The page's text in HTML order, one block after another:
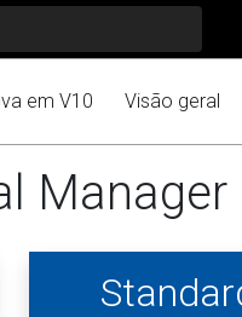
em V10 Visão geral